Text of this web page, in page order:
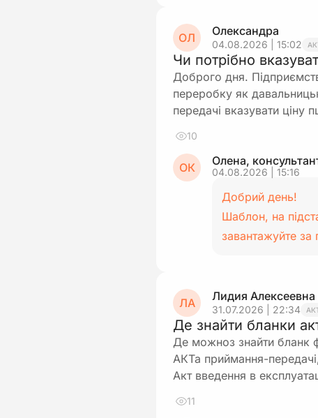
ОЛ Олександра
04.08.2026 | 15:02
Чи потрібно
Доброго дня.
переробку як
передачі вказувати ціну
10
ОК Олена,
04.08.2026 | 15:16
Добрий день!
Шаблон, на
завантажуйте
ЛА Лидия Алексеевна
31.07.2026 | 22:34
Де знайти бланки
Де можноз знайти бланк
АКТа приймання-передачі,
Акт введення в
11